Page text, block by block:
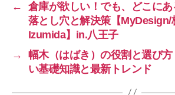
←
倉庫が欲しい！でも、どこに
落とし穴と解決策【MyDesign/
Izumida】in.八王子
→
幅木（はばき）の役割と選び
い基礎知識と最新トレンド